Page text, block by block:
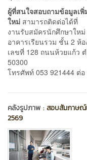
ผู้ที่สนใจสอบถามข้อมูลเพิ่
ใหม่ สามารถติดต่อได้ที่
งานรับสมัครนักศึกษาให
อาคารเรียนรวม ชั้น 2 ห้อ
เลขที่ 128 ถนนห้วยแก้ว ต
50300
โทรศัพท์ 053 921444 ต่อ
คลังรูปภาพ :สอบสัมภาษณ์
2569